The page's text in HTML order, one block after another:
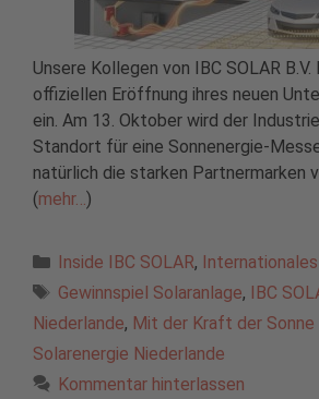
Unsere Kollegen von IBC SOLAR B.V.
offiziellen Eröffnung ihres neuen
ein. Am 13. Oktober wird der
Standort für eine Sonnenergie-
natürlich die starken Partnermarken
(mehr…)
Kategorien
Inside IBC SOLAR, Internationales
Schlagwörter
Gewinnspiel Solaranlage, IBC
Niederlande, Mit der Kraft der Sonne
Solarenergie Niederlande
Kommentar hinterlassen